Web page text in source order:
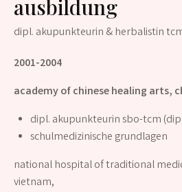
ausbildung
dipl. akupunkteurin & herbalistin
2001-2004
academy of chinese healing arts,
dipl. akupunkteurin sbo-tcm
schulmedizinische grundlagen
national hospital of traditional
vietnam,